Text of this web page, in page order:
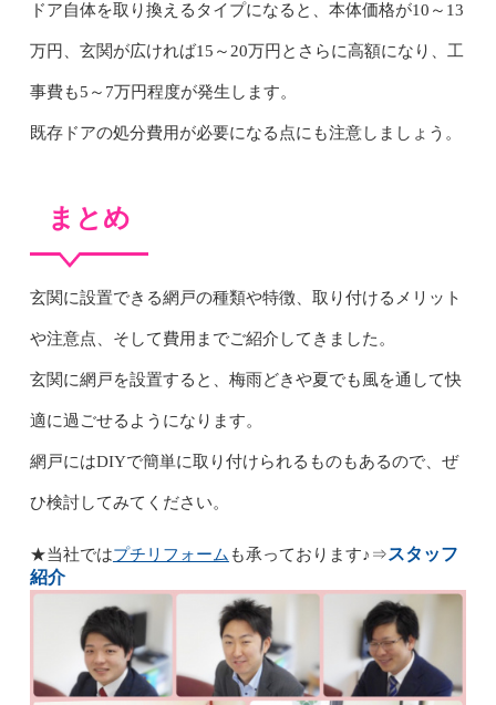
ドア自体を取り換えるタイプになると、本体価格が10～13
万円、玄関が広ければ15～20万円とさらに高額になり、工
事費も5～7万円程度が発生します。
既存ドアの処分費用が必要になる点にも注意しましょう。
まとめ
玄関に設置できる網戸の種類や特徴、取り付けるメリット
や注意点、そして費用までご紹介してきました。
玄関に網戸を設置すると、梅雨どきや夏でも風を通して快
適に過ごせるようになります。
網戸にはDIYで簡単に取り付けられるものもあるので、ぜ
ひ検討してみてください。
★当社ではプチリフォーム も承っております♪ ⇒スタッフ
紹介